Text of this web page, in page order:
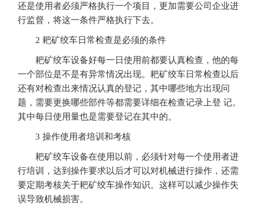
还是使用者必须严格执行一个项目，更加需要公司企业进
行监督，将这一条件严格执行下去。
2 耙矿绞车日常检查是必须的条件
耙矿绞车设备好每一日使用前都要认真检查，他的每
一个部位是不是有异常情况出现。耙矿绞车日常检查以后
还有对检查出来情况认真的登记，其中哪些地方出现问
题，需要更换哪些部件等都需要详细在检查记录上登 记。
其中每日使用量也是需要登记在其中的。
3 操作使用者培训和考核
耙矿绞车设备在使用以前，必须针对每一个使用者进
行培训，达到操作要求以后才可以对机械进行操作，还需
要定期考核关于耙矿绞车操作知识。这样可以减少操作失
误导致机械损害。